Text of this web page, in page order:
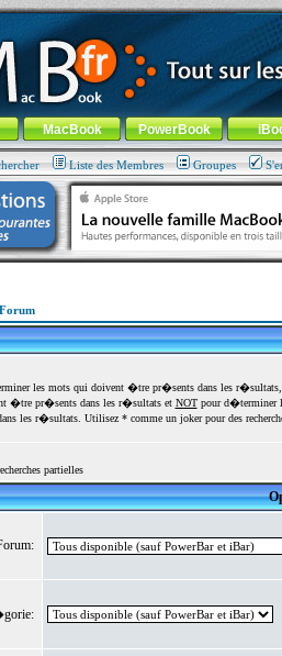
100% nomade !
au menu général-Aller au menu de
MacBook PowerBook
Liste des Membres Groupes
les mots qui doivent �tre pr�sents dans les
�tre pr�sents dans les r�sultats et NOTpour d�terminer
les r�sultats. Utilisez * comme un joker pour des
partielles